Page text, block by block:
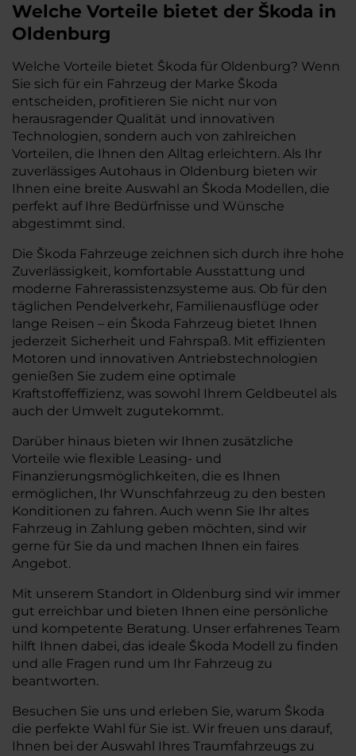
Welche Vorteile bietet der Škoda in
Oldenburg
Welche Vorteile bietet Škoda für Oldenburg? Wenn
Sie sich für ein Fahrzeug der Marke Škoda
entscheiden, profitieren Sie nicht nur von
herausragender Qualität und innovativen
Technologien, sondern auch von zahlreichen
Vorteilen, die Ihnen den Alltag erleichtern. Als Ihr
zuverlässiges Autohaus in Oldenburg bieten wir
Ihnen eine breite Auswahl an Škoda Modellen, die
perfekt auf Ihre Bedürfnisse und Wünsche
abgestimmt sind.
Die Škoda Fahrzeuge zeichnen sich durch ihre hohe
Zuverlässigkeit, komfortable Ausstattung und
moderne Fahrerassistenzsysteme aus. Ob für den
täglichen Pendelverkehr, Familienausflüge oder
lange Reisen – ein Škoda Fahrzeug bietet Ihnen
jederzeit Sicherheit und Fahrspaß. Mit effizienten
Motoren und innovativen Antriebstechnologien
genießen Sie zudem eine optimale
Kraftstoffeffizienz, was sowohl Ihrem Geldbeutel als
auch der Umwelt zugutekommt.
Darüber hinaus bieten wir Ihnen zusätzliche
Vorteile wie flexible Leasing- und
Finanzierungsmöglichkeiten, die es Ihnen
ermöglichen, Ihr Wunschfahrzeug zu den besten
Konditionen zu fahren. Auch wenn Sie Ihr altes
Fahrzeug in Zahlung geben möchten, sind wir
gerne für Sie da und machen Ihnen ein faires
Angebot.
Mit unserem Standort in Oldenburg sind wir immer
gut erreichbar und bieten Ihnen eine persönliche
und kompetente Beratung. Unser erfahrenes Team
hilft Ihnen dabei, das ideale Škoda Modell zu finden
und alle Fragen rund um Ihr Fahrzeug zu
beantworten.
Besuchen Sie uns und erleben Sie, warum Škoda
die perfekte Wahl für Sie ist. Wir freuen uns darauf,
Ihnen bei der Auswahl Ihres Traumfahrzeugs zu